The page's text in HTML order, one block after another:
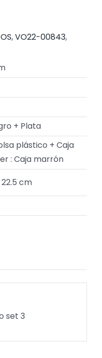
,VO22-00843,
+ Plata
plástico + Caja
: Caja marrón
cm
set 3